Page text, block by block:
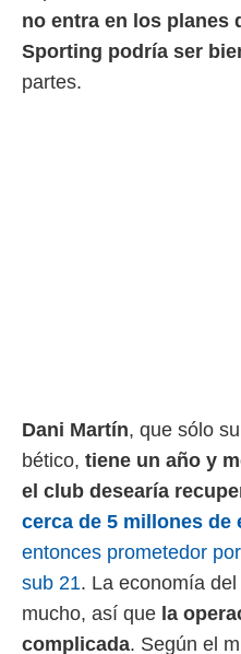
mediante
no entra en los planes
Sporting podría ser
partes.
Dani Martín, que sólo
bético, tiene un año y
el club desearía
cerca de 5 millones
entonces prometedor
sub 21. La economía
mucho, así que la
complicada. Según el